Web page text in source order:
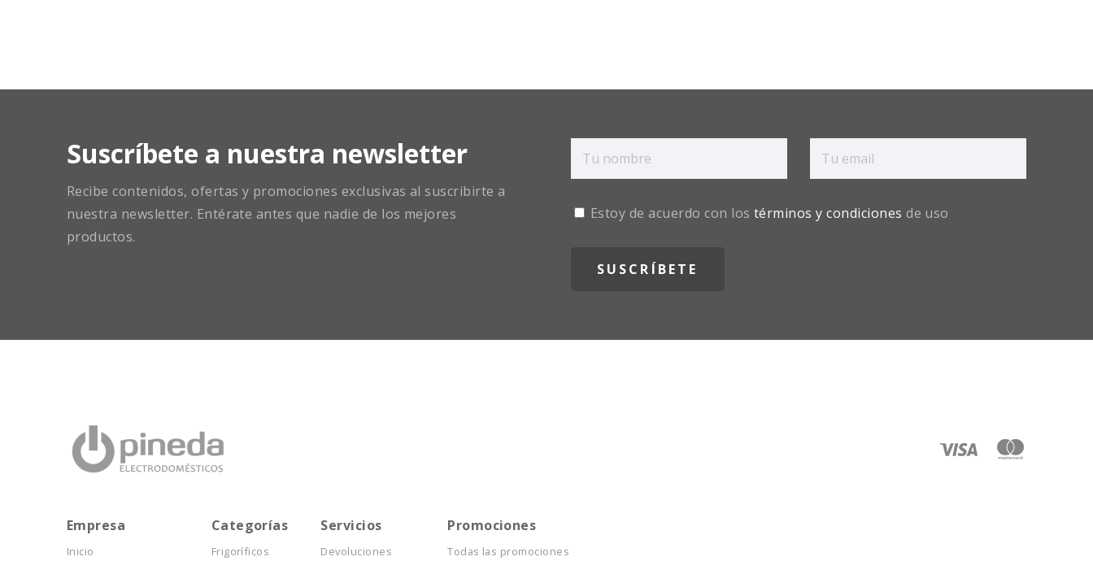
Suscríbete a nuestra newsletter
Recibe contenidos, ofertas y promociones exclusivas al suscribirte a
nuestra newsletter. Entérate antes que nadie de los mejores
productos.
Estoy de acuerdo con los términos y condiciones de uso
Empresa
Inicio
Categorías
Frigoríficos
Servicios
Devoluciones
Promociones
Todas las promociones